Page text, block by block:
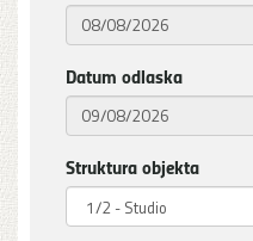
Datum odlaska
Struktura objekta